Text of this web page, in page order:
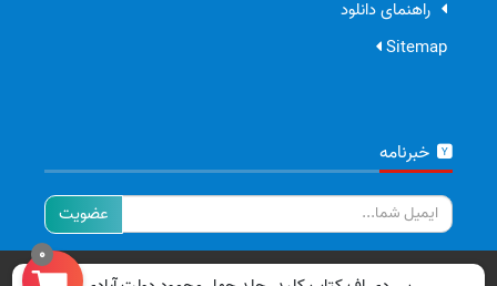
راهنمای دانلود
Sitemap
خبرنامه
ایمیل
تمامی حقوق برای سایت ما محفوظ است.
0